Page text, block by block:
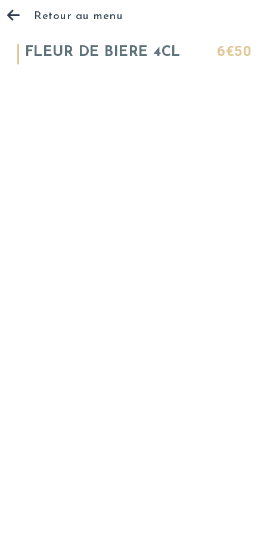
Retour au menu
FLEUR DE BIERE 4CL 6€50